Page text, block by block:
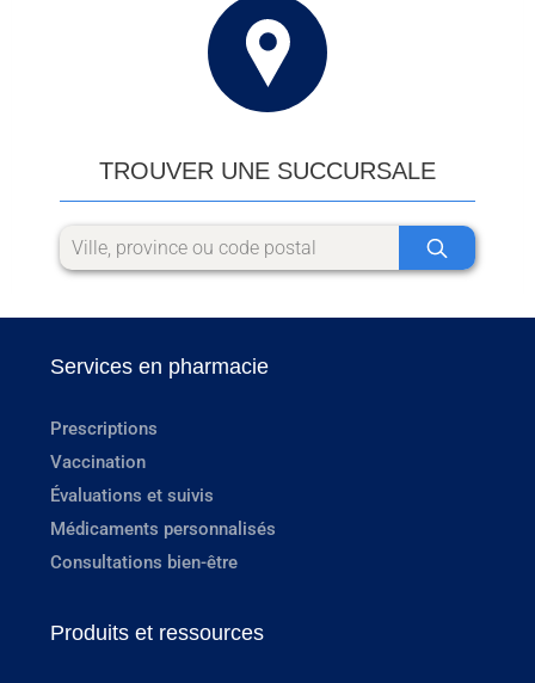
TROUVER UNE SUCCURSALE
Services en pharmacie
Prescriptions
Vaccination
Évaluations et suivis
Médicaments personnalisés
Consultations bien-être
Produits et ressources